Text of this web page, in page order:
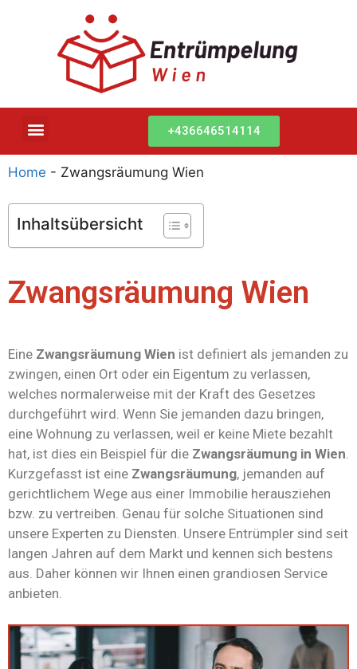
+436646514114
Home - Zwangsräumung Wien
Inhaltsübersicht
Zwangsräumung Wien
Eine Zwangsräumung Wien ist definiert als jemanden zu
zwingen, einen Ort oder ein Eigentum zu verlassen,
welches normalerweise mit der Kraft des Gesetzes
durchgeführt wird. Wenn Sie jemanden dazu bringen,
eine Wohnung zu verlassen, weil er keine Miete bezahlt
hat, ist dies ein Beispiel für die Zwangsräumung in Wien.
Kurzgefasst ist eine Zwangsräumung, jemanden auf
gerichtlichem Wege aus einer Immobilie herausziehen
bzw. zu vertreiben. Genau für solche Situationen sind
unsere Experten zu Diensten. Unsere Entrümpler sind seit
langen Jahren auf dem Markt und kennen sich bestens
aus. Daher können wir Ihnen einen grandiosen Service
anbieten.